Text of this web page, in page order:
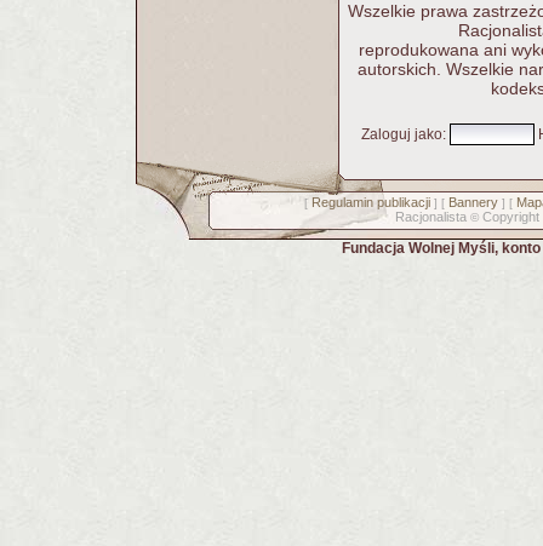
Wszelkie prawa
reprodukowana ani
autorskich. Wszelkie
Zaloguj jako:
[ Regulamin publikacji] [ Bannery] [
Racjonalista © Copyright
Fundacja Wolnej Myśli,